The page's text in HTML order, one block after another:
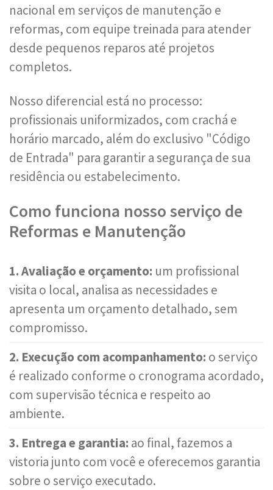
nacional em serviços de manutenção e
reformas, com equipe treinada para atender
desde pequenos reparos até projetos
completos.
Nosso diferencial está no processo:
profissionais uniformizados, com crachá e
horário marcado, além do exclusivo "Código
de Entrada" para garantir a segurança de sua
residência ou estabelecimento.
Como funciona nosso serviço de
Reformas e Manutenção
1. Avaliação e orçamento: um profissional
visita o local, analisa as necessidades e
apresenta um orçamento detalhado, sem
compromisso.
2. Execução com acompanhamento: o serviço
é realizado conforme o cronograma acordado,
com supervisão técnica e respeito ao
ambiente.
3. Entrega e garantia: ao final, fazemos a
vistoria junto com você e oferecemos garantia
sobre o serviço executado.